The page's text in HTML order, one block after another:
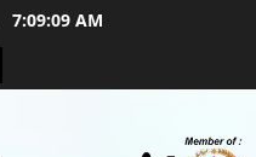
7:09:11 AM